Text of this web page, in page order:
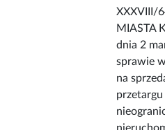
XXXVIII/
MIASTA
dnia 2
sprawie
na